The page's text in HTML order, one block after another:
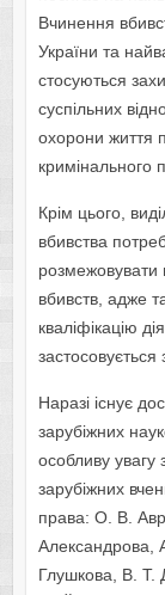
Вчинення
України та
стосуються
суспільних
охорони життя
кримінального
Крім цього,
вбивства
розмежовувати
вбивств, адже
кваліфікацію
Наразі існує
зарубіжних
особливу увагу
зарубіжних
права: О. В.
Александрова,
Глушкова, В. Т.